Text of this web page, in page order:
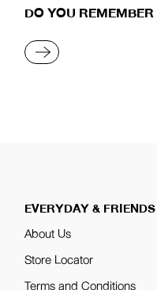
DO YOU
READ MORE
EVERYDAY & FRIENDS
About Us
Store Locator